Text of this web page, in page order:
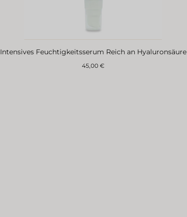
Intensives Feuchtigkeitsserum Reich an Hyaluronsäure
Regulärer
45,00 €